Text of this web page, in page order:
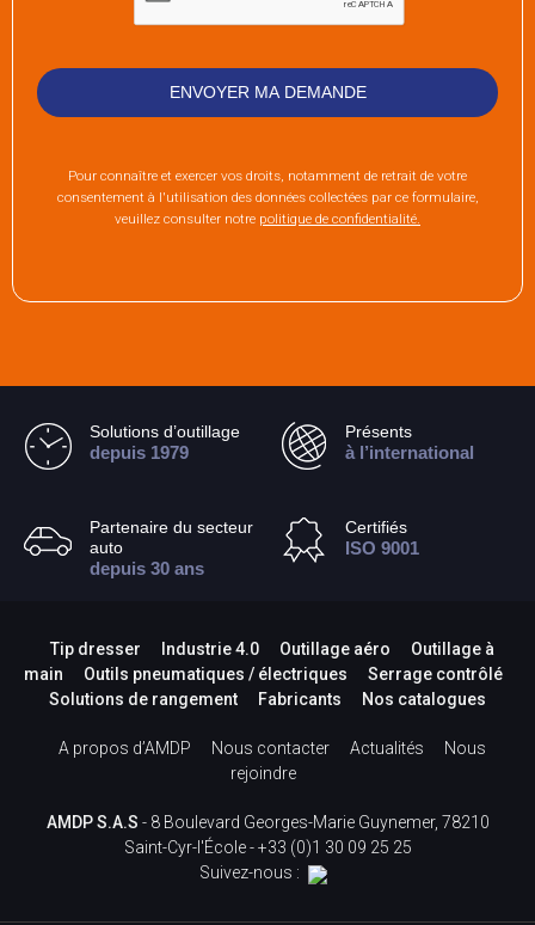
Pour connaître et exercer vos droits, notamment de retrait de votre
consentement à l'utilisation des données collectées par ce formulaire,
veuillez consulter notre politique de confidentialité.
Solutions d’outillage
depuis 1979
Présents
à l’international
Partenaire du secteur
auto
depuis 30 ans
Certifiés
ISO 9001
Tip dresser Industrie 4.0 Outillage aéro
Outillage à
main
Outils pneumatiques / électriques
Serrage contrôlé
Solutions de rangement
Fabricants Nos catalogues
A propos d’AMDP Nous contacter Actualités
Nous
rejoindre
AMDP S.A.S - 8 Boulevard Georges-Marie Guynemer, 78210
Saint-Cyr-l'École -+33 (0)1 30 09 25 25
Suivez-nous :